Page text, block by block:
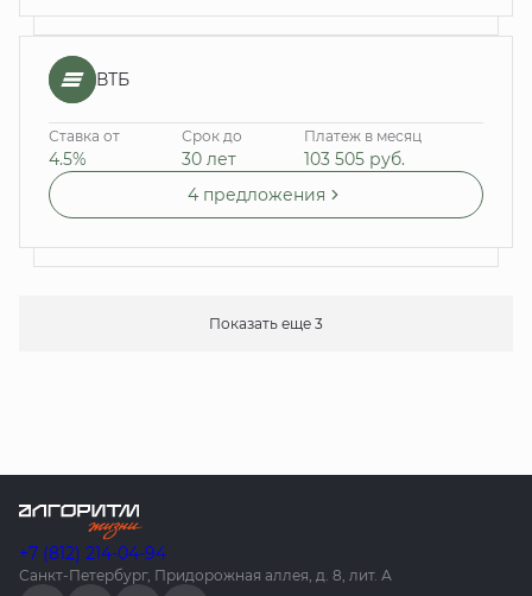
ВТБ
Ставка от
4.5%
Срок до
30 лет
Платеж в месяц
103 505 руб.
4 предложения
Показать еще 3
+7 (812) 214-04-94
Санкт-Петербург, Придорожная аллея, д. 8, лит. А